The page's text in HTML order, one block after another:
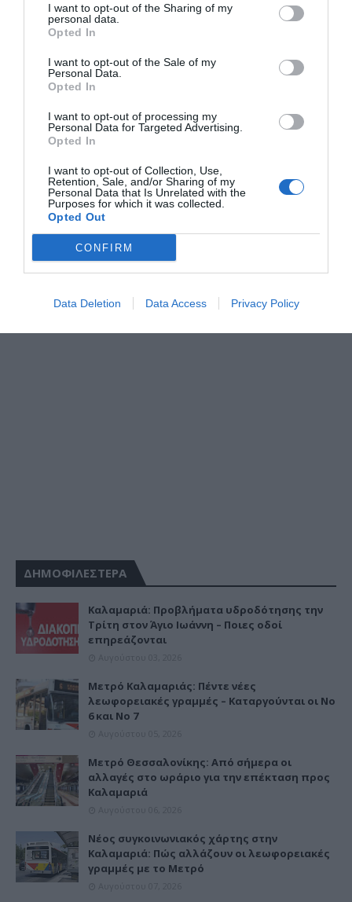
I want to opt-out of the Sharing of my
personal data.
Opted In
I want to opt-out of the Sale of my
Personal Data.
Opted In
I want to opt-out of processing my
Personal Data for Targeted Advertising.
Opted In
I want to opt-out of Collection, Use,
Retention, Sale, and/or Sharing of my
Personal Data that Is Unrelated with the
Purposes for which it was collected.
Opted Out
CONFIRM
Data Deletion Data Access Privacy Policy
Θεσσαλονίκη
Σάββατο
+ 37°+25°
Δευτέρα
+34°+25°
+ 36°
Πέμπτη
+34°+26°
Παρασκευή+ 31°
ΔΗΜΟΦΙΛΕΣΤΕΡΑ
Καλαμαριά: Προβλήματα υδροδότησης την
Τρίτη στον Άγιο Ιωάννη – Ποιες οδοί
επηρεάζονται
Μετρό Καλαμαριάς: Πέντε νέες
λεωφορειακές γραμμές – Καταργούνται οι Νο
6 και Νο 7
Μετρό Θεσσαλονίκης: Από σήμερα οι
αλλαγές στο ωράριο για την επέκταση προς
Καλαμαριά
Νέος συγκοινωνιακός χάρτης στην
Καλαμαριά: Πώς αλλάζουν οι λεωφορειακές
γραμμές με το Μετρό